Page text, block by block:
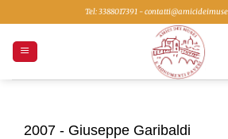
ai
contenuti
Tel: 3388017391 -
2007 - Giuseppe Garibaldi